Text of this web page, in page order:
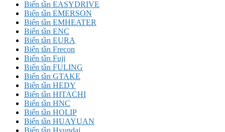
Biến tần EASYDRIVE
Biến tần EMERSON
Biến tần EMHEATER
Biến tần ENC
Biến tần EURA
Biến tần Frecon
Biến tần Fuji
Biến tần FULING
Biến tần GTAKE
Biến tần HEDY
Biến tần HITACHI
Biến tần HNC
Biến tần HOLIP
Biến tần HUAYUAN